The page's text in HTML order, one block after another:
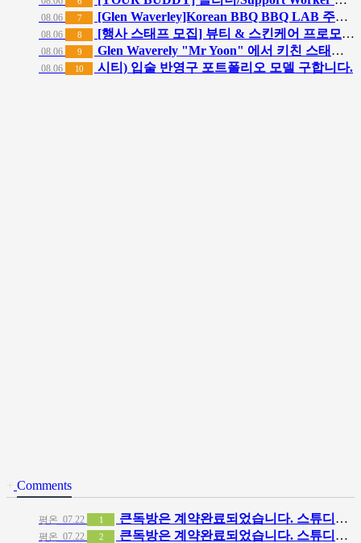
08.06 7 [Glen Waverley]Korean BBQ BBQ LAB 주방직원 모집
08.06 8 [행사 스태프 모집] 뷰티 & 스킨케어 프로모션 행사 도우미 모집
08.06 9 Glen Waverely "Mr Yoon" 에서 키친 스태프 구인합니다!
08.06 10 시티) 입술 반영구 포트폴리오 모델 구합니다.
+ Comments
평온 07.22 1 큰독방은 계약완료되었습니다. 스튜디오같은 가장큰방을 2인동시 또는 혼자서 큰독방으로도 즉시입주 가능합니다.
평온 07.22 2 큰독방은 계약완료되었습니다. 스튜디오같은 가장큰방을 2인동시 또는 혼자서 큰독방으로도 즉시입주 가능합니다.